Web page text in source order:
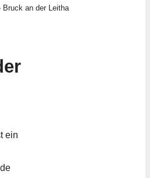
Bruck an der Leitha
ein